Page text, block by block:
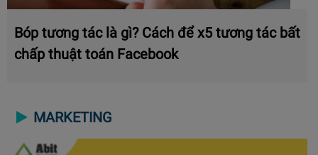
Bóp tương tác là gì? Cách để x5 tương tác bất
chấp thuật toán Facebook
MARKETING